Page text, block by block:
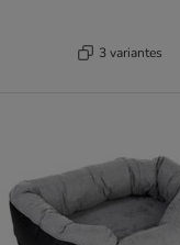
3 variantes